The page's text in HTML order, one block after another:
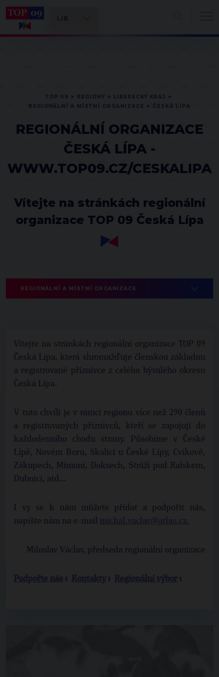
REGIONÁLNÍ ORGANIZACE
ČESKÁ LÍPA -
WWW.TOP09.CZ/CESKALIPA
Vítejte na stránkách regionální
organizace TOP 09 Česká Lípa
REGIONÁLNÍ A MÍSTNÍ ORGANIZACE
Vítejte na stránkách regionální organizace TOP 09
Česká Lípa, která shromažďuje členskou základnu
a registrované příznivce z celého bývalého okresu
Česká Lípa.
V tuto chvíli je v rámci regionu více než 290 členů
a registrovaných příznivců, kteří se zapojují do
každodenního chodu strany. Působíme v České
Lípě, Novém Boru, Skalici u České Lípy, Cvikově,
Zákupech, Mimoni, Doksech, Stráži pod Ralskem,
Dubnici, atd...
I vy se k nám můžete přidat a podpořit nás,
napište nám na e-mail
,
Miloslav Václav, předseda regionální organizace
ι ι ι